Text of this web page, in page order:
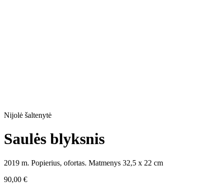
Nijolė šaltenytė
Saulės blyksnis
2019 m. Popierius, ofortas. Matmenys 32,5 x 22 cm
90,00 €